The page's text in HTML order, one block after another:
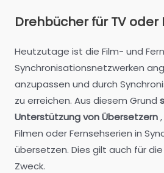
Drehbücher für TV oder
Heutzutage ist die Film- und
Synchronisationsnetzwerken
anzupassen und durch
zu erreichen. Aus diesem Grund
Unterstützung von Übersetzern
Filmen oder Fernsehserien in
übersetzen. Dies gilt auch für
Zweck.